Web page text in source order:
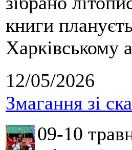
книги
Харківському
12/05/2026
Змагання зі
09-10